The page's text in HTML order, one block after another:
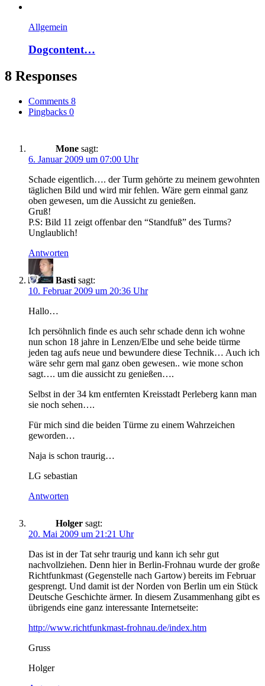
Allgemein
Dogcontent…
8 Responses
Comments 8
Pingbacks 0
Mone sagt:
6. Januar 2009 um 07:00 Uhr
Schade eigentlich…. der Turm gehörte zu meinem gewohnten
täglichen Bild und wird mir fehlen. Wäre gern einmal ganz
oben gewesen, um die Aussicht zu genießen.
Gruß!
P.S: Bild 11 zeigt offenbar den “Standfuß” des Turms?
Unglaublich!
Antworten
Basti sagt:
10. Februar 2009 um 20:36 Uhr
Hallo…
Ich persöhnlich finde es auch sehr schade denn ich wohne
nun schon 18 jahre in Lenzen/Elbe und sehe beide türme
jeden tag aufs neue und bewundere diese Technik… Auch ich
wäre sehr gern mal ganz oben gewesen.. wie mone schon
sagt…. um die aussicht zu genießen….
Selbst in der 34 km entfernten Kreisstadt Perleberg kann man
sie noch sehen….
Für mich sind die beiden Türme zu einem Wahrzeichen
geworden…
Naja is schon traurig…
LG sebastian
Antworten
Holger sagt:
20. Mai 2009 um 21:21 Uhr
Das ist in der Tat sehr traurig und kann ich sehr gut
nachvollziehen. Denn hier in Berlin-Frohnau wurde der große
Richtfunkmast (Gegenstelle nach Gartow) bereits im Februar
gesprengt. Und damit ist der Norden von Berlin um ein Stück
Deutsche Geschichte ärmer. In diesem Zusammenhang gibt es
übrigends eine ganz interessante Internetseite:
http://www.richtfunkmast-frohnau.de/index.htm
Gruss
Holger